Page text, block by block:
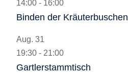
14:00- 16:00
Binden der Kräuterbuschen
Aug. 31
19:30- 21:00
Gartlerstammtisch